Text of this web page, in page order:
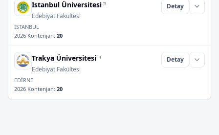
Istanbul Üniversitesi
Edebiyat Fakültesi
Detay
İSTANBUL
2026 Kontenjan: 20
Trakya Üniversitesi
Edebiyat Fakültesi
Detay
EDİRNE
2026 Kontenjan: 20